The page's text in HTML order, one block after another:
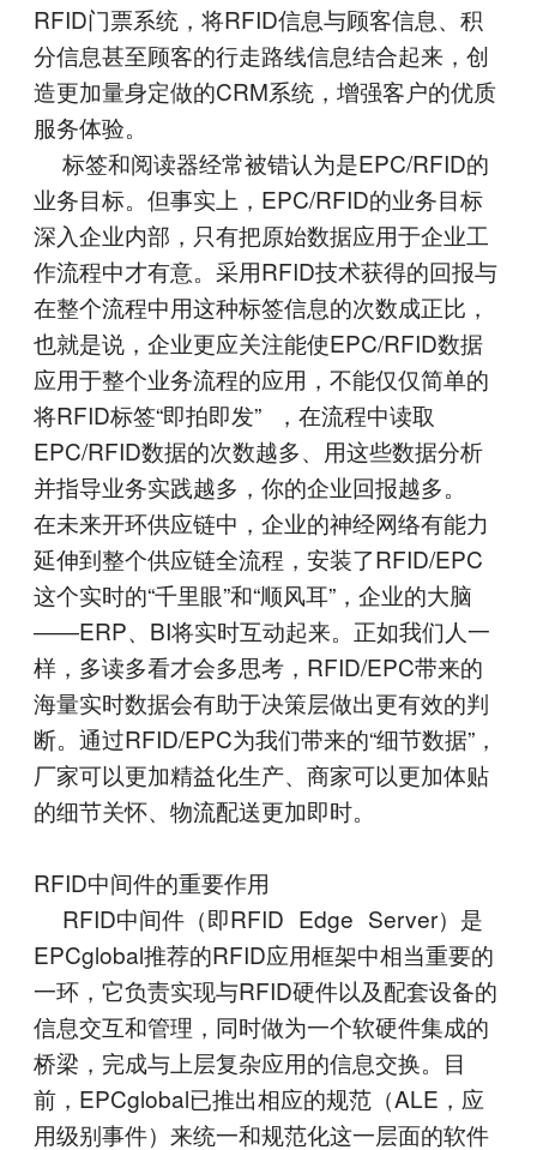
RFID门票系统，将RFID信息与顾客信息、积
分信息甚至顾客的行走路线信息结合起来，创
造更加量身定做的CRM系统，增强客户的优质
服务体验。
标签和阅读器经常被错认为是EPC/RFID的
业务目标。但事实上，EPC/RFID的业务目标
深入企业内部，只有把原始数据应用于企业工
作流程中才有意。采用RFID技术获得的回报与
在整个流程中用这种标签信息的次数成正比，
也就是说，企业更应关注能使EPC/RFID数据
应用于整个业务流程的应用，不能仅仅简单的
将RFID标签“即拍即发” ，在流程中读取
EPC/RFID数据的次数越多、用这些数据分析
并指导业务实践越多，你的企业回报越多。
在未来开环供应链中，企业的神经网络有能力
延伸到整个供应链全流程，安装了RFID/EPC
这个实时的“千里眼”和“顺风耳”，企业的大脑
――ERP、BI将实时互动起来。正如我们人一
样，多读多看才会多思考，RFID/EPC带来的
海量实时数据会有助于决策层做出更有效的判
断。通过RFID/EPC为我们带来的“细节数据”，
厂家可以更加精益化生产、商家可以更加体贴
的细节关怀、物流配送更加即时。
RFID中间件的重要作用
RFID中间件（即RFID Edge Server）是
EPCglobal推荐的RFID应用框架中相当重要的
一环，它负责实现与RFID硬件以及配套设备的
信息交互和管理，同时做为一个软硬件集成的
桥梁，完成与上层复杂应用的信息交换。目
前，EPCglobal已推出相应的规范（ALE，应
用级别事件）来统一和规范化这一层面的软件